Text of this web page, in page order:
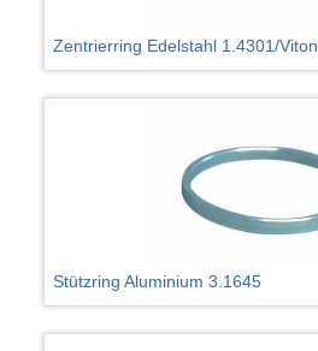
Zentrierring Edelstahl 1.4301/
Stützring Aluminium 3.1645